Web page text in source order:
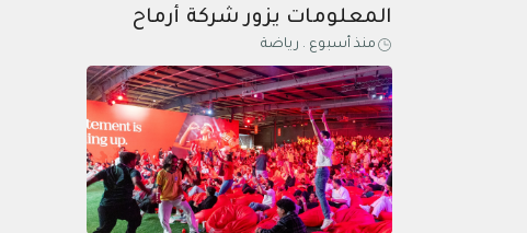
المعلومات يزور شركة أرماح
الرياضية ويطلع على مبادراتها
في التحول الرقمي
منذ أسبوع . رياضة